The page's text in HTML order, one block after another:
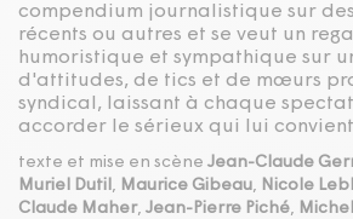
compendium journalistique sur
récents ou autres et se veut un
humoristique et sympathique sur
d'attitudes, de tics et de mœurs
syndical, laissant à chaque
accorder le sérieux qui lui
texte et mise en scène Jean-Claude
Muriel Dutil , Maurice Gibeau, Nicole
Claude Maher, Jean-Pierre Piché,